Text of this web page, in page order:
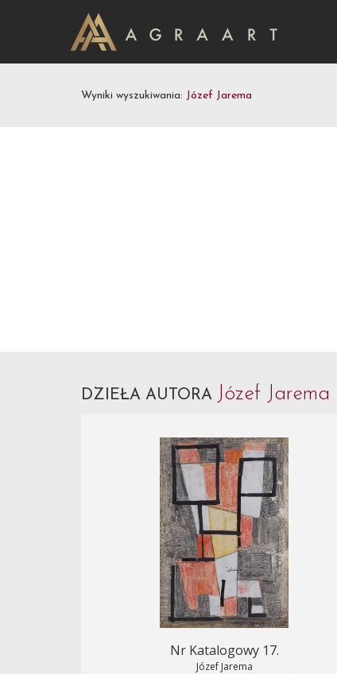
Wyniki wyszukiwania: Józef Jarema
DZIEŁA AUTORA Józef Jarema
Nr Katalogowy 17.
Józef Jarema